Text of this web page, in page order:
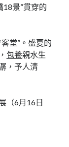
景”貫穿的
堂”。盛夏的
包養親水生
，予人清
（6月16日